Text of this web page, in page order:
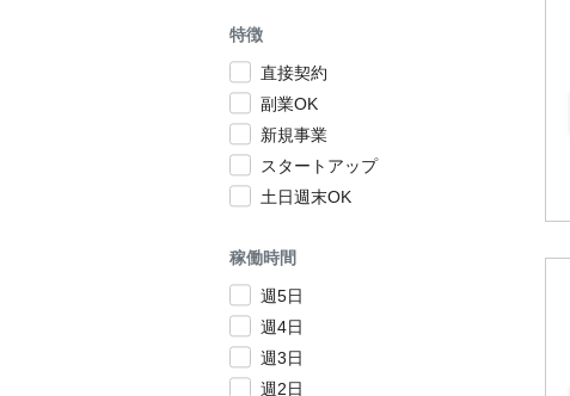
特徴
直接契約
副業OK
新規事業
スタートアップ
土日週末OK
稼働時間
週5日
週4日
週3日
週2日